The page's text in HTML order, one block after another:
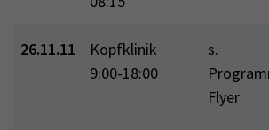
26.11.11
Kopfklinik
9:00-18:00
s.
Flyer